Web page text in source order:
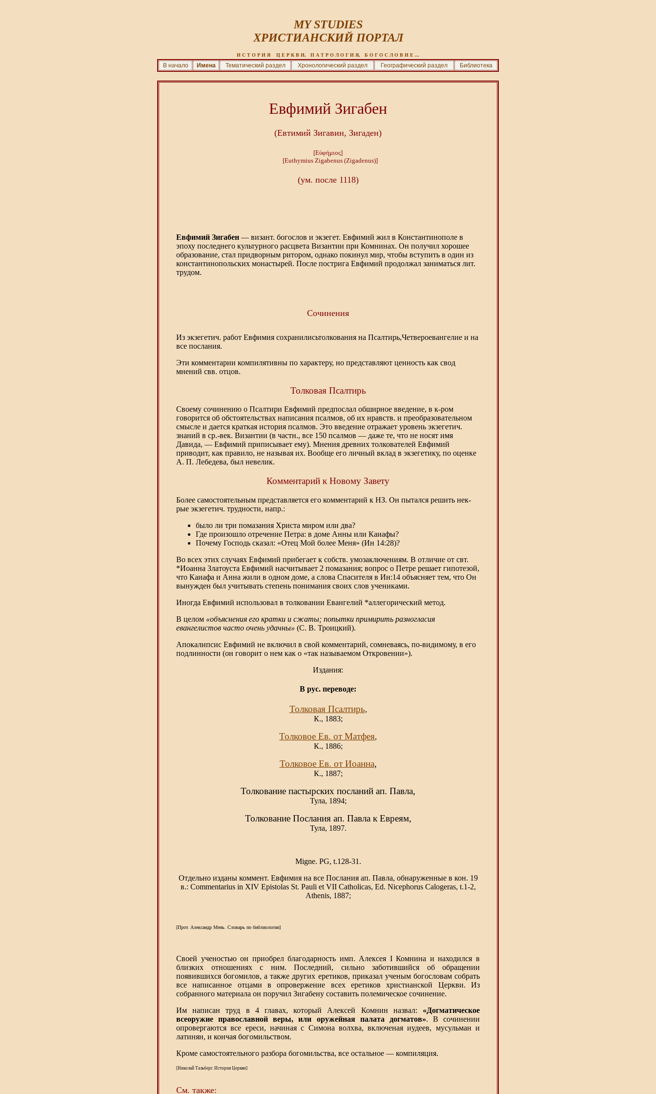
MY STUDIES
ХРИСТИАНСКИЙ ПОРТАЛ
И С Т О Р И Я    Ц Е Р К В И,   П А Т Р О Л О Г И Я,   Б О Г О С Л О В И Е ...
В начало Имена Тематический раздел Хронологический раздел Географический раздел Библиотека
Евфимий Зигабен
(Евтимий Зигавин, Зигаден)
[Εύφήμιος]
[Euthymius Zigabenus (Zigadenus)]
(ум. после 1118)
Евфимий Зигабен — визант. богослов и экзегет. Евфимий жил в Константинополе в
эпоху последнего культурного расцвета Византии при Комнинах. Он получил хорошее
образование, стал придворным ритором, однако покинул мир, чтобы вступить в один из
константинопольских монастырей. После пострига Евфимий продолжал заниматься лит.
трудом.
Сочинения
Из экзегетич. работ Евфимия сохранилисьтолкования на Псалтирь,Четвероевангелие и на
все послания.
Эти комментарии компилятивны по характеру, но представляют ценность как свод
мнений свв. отцов.
Толковая Псалтирь
Своему сочинению о Псалтири Евфимий предпослал обширное введение, в к-ром
говорится об обстоятельствах написания псалмов, об их нравств. и преобразовательном
смысле и дается краткая история псалмов. Это введение отражает уровень экзегетич.
знаний в ср.-век. Византии (в частн., все 150 псалмов — даже те, что не носят имя
Давида, — Евфимий приписывает ему). Мнения древних толкователей Евфимий
приводит, как правило, не называя их. Вообще его личный вклад в экзегетику, по оценке
А. П. Лебедева, был невелик.
Комментарий к Новому Завету
Более самостоятельным представляется его комментарий к НЗ. Он пытался решить нек-
рые экзегетич. трудности, напр.:
было ли три помазания Христа миром или два?
Где произошло отречение Петра: в доме Анны или Каиафы?
Почему Господь сказал: «Отец Мой более Меня» (Ин 14:28)?
Во всех этих случаях Евфимий прибегает к собств. умозаключениям. В отличие от свт.
*Иоанна Златоуста Евфимий насчитывает 2 помазания; вопрос о Петре решает гипотезой,
что Каиафа и Анна жили в одном доме, а слова Спасителя в Ин:14 объясняет тем, что Он
вынужден был учитывать степень понимания своих слов учениками.
Иногда Евфимий использовал в толковании Евангелий *аллегорический метод.
В целом «объяснения его кратки и сжаты; попытки примирить разногласия
евангелистов часто очень удачны» (С. В. Троицкий).
Апокалипсис Евфимий не включил в свой комментарий, сомневаясь, по-видимому, в его
подлинности (он говорит о нем как о «так называемом Откровении»).
Издания:
В рус. переводе:
Толковая Псалтирь,
К., 1883;
Толковое Ев. от Матфея,
К., 1886;
Толковое Ев. от Иоанна,
К., 1887;
Толкование пастырских посланий ап. Павла,
Тула, 1894;
Толкование Послания ап. Павла к Евреям,
Тула, 1897.
Migne. PG, t.128-31.
Отдельно изданы коммент. Евфимия на все Послания ап. Павла, обнаруженные в кон. 19
в.: Commentarius in XIV Epistolas St. Pauli et VII Catholicas, Ed. Nicephorus Calogeras, t.1-2,
Athenis, 1887;
[Прот. Александр Мень. Словарь по библиологии]
Своей ученостью он приобрел благодарность имп. Алексея I Комнина и находился в
близких отношениях с ним. Последний, сильно заботившийся об обращении
появившихся богомилов, а также других еретиков, приказал ученым богословам собрать
все написанное отцами в опровержение всех еретиков христианской Церкви. Из
собранного материала он поручил Зигабену составить полемическое сочинение.
Им написан труд в 4 главах, который Алексей Комнин назвал: «Догматическое
всеоружие православной веры, или оружейная палата догматов». В сочинении
опровергаются все ереси, начиная с Симона волхва, включеная иудеев, мусульман и
латинян, и кончая богомильством.
Кроме самостоятельного разбора богомильства, все остальное — компиляция.
[Николай Тальберг. История Церкви]
См. также: